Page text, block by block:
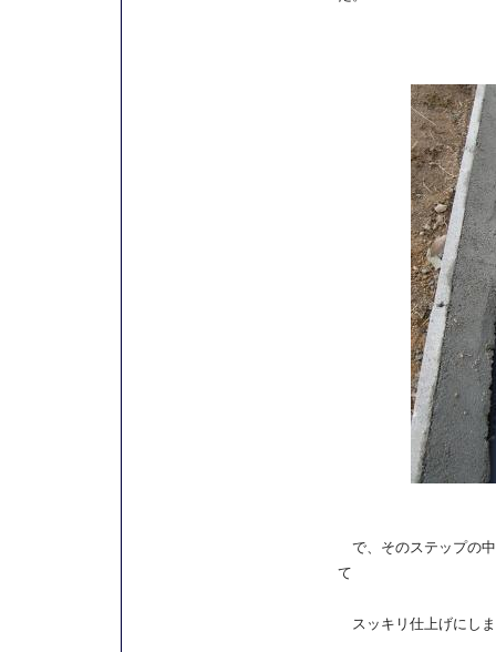
で、そのステップの
て
スッキリ仕上げにし